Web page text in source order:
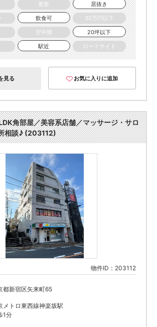
更新
居抜き
飲食可
30万円以下
空中階
20坪以下
駅近 ロードサイド
見る お気に入りに追加
角部屋／美容系店舗／マッサージ・サロ
相談♪ (203112)
物件ID：203112
都新宿区矢来町65
メトロ東西線神楽坂駅
1分